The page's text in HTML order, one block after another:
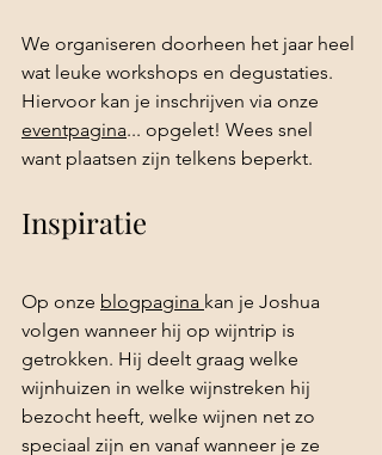
We organiseren doorheen het jaar heel
wat leuke workshops en degustaties.
Hiervoor kan je inschrijven via onze
eventpagina... opgelet! Wees snel
want plaatsen zijn telkens beperkt.
Inspiratie
Op onze blogpagina kan je Joshua
volgen wanneer hij op wijntrip is
getrokken. Hij deelt graag welke
wijnhuizen in welke wijnstreken hij
bezocht heeft, welke wijnen net zo
speciaal zijn en vanaf wanneer je ze